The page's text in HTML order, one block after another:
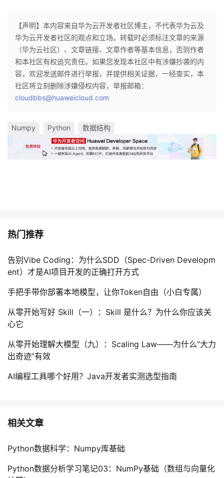
【声明】本内容来自华为云开发者社区博主，不代表华为云及
华为云开发者社区的观点和立场。转载时必须标注文章的来源
（华为云社区）、文章链接、文章作者等基本信息，否则作者
和本社区有权追究责任。如果您发现本社区中有涉嫌抄袭的内
容，欢迎发送邮件进行举报，并提供相关证据，一经查实，本
社区将立刻删除涉嫌侵权内容，举报邮箱：
cloudbbs@huaweicloud.com
Numpy Python 数据结构
热门推荐
告别Vibe Coding：为什么SDD（Spec-Driven Developm
ent）才是AI项目开发的正确打开方式
手把手带你部署本地模型，让你Token自由（小白专属）
从零开始写好 Skill（一）：Skill 是什么？为什么你应该关
心它
从零开始理解大模型（九）：Scaling Law——为什么”大力
出奇迹”有效
AI编程工具哪个好用？Java开发者实测选型指南
相关文章
Python数据科学：Numpy库基础
Python数据分析学习笔记03：NumPy基础（数组与向量化